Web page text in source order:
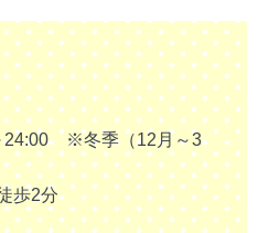
24:00 ※冬季（12月～3
歩2分